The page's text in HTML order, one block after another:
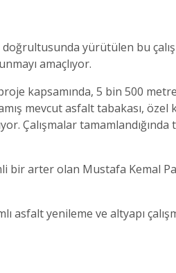
yürütülen bu
amaçlıyor.
kapsamında, 5 bin 500
mevcut asfalt tabakası, özel
Çalışmalar
bir arter olan Mustafa Kemal
yenileme ve altyapı